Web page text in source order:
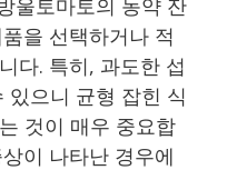
울토마토의 농약 잔
을 선택하거나 적
다. 특히, 과도한 섭
있으니 균형 잡힌 식
것이 매우 중요합
이 나타난 경우에